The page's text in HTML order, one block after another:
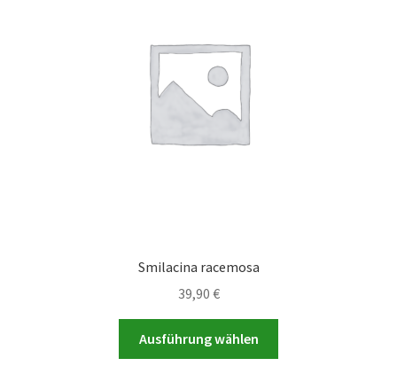
Smilacina racemosa
39,90 €
Ausführung wählen